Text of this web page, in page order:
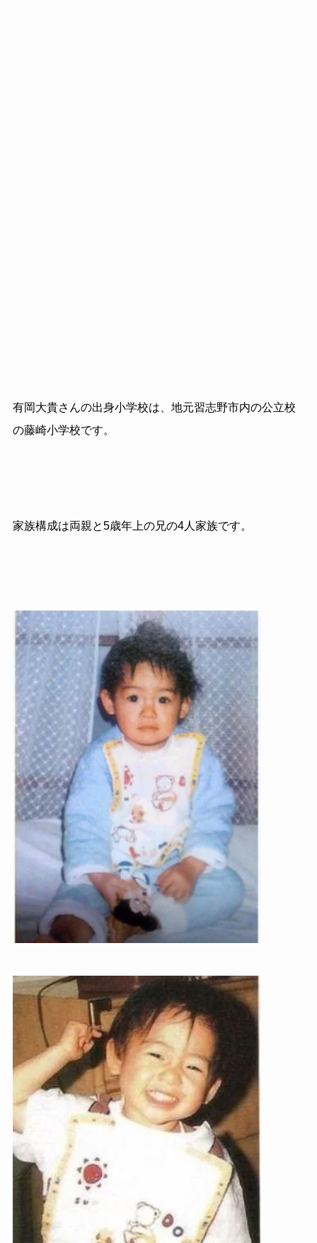
有岡大貴さんの出身小学校は、地元習志野市内の公立校
の藤崎小学校です。
家族構成は両親と5歳年上の兄の4人家族です。